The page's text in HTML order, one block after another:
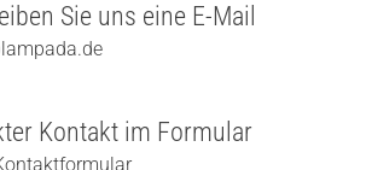
Sie uns eine E-Mail
Kontakt im Formular